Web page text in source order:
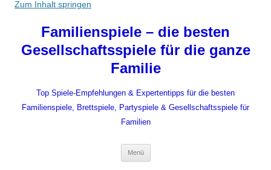
Zum Inhalt springen
Familienspiele – die besten
Gesellschaftsspiele für die ganze
Familie
Top Spiele-Empfehlungen & Expertentipps für die besten
Familienspiele, Brettspiele, Partyspiele & Gesellschaftsspiele für
Familien
Menü